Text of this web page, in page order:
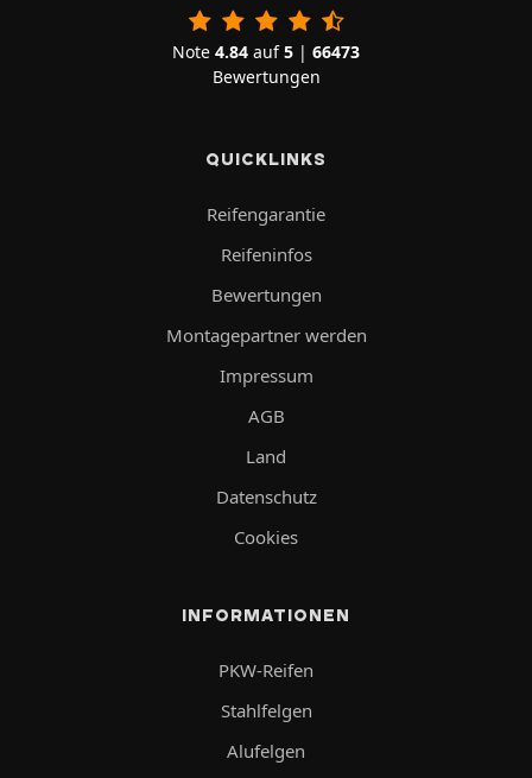
Note 4.84 auf5 | 66473
Bewertungen
QUICKLINKS
Reifengarantie
Reifeninfos
Bewertungen
Montagepartner werden
Impressum
AGB
Land
Datenschutz
Cookies
INFORMATIONEN
PKW-Reifen
Stahlfelgen
Alufelgen